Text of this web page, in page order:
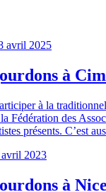
avril 2025
à
à la
Fédération des
présents. C’est
avril 2023
à Nice